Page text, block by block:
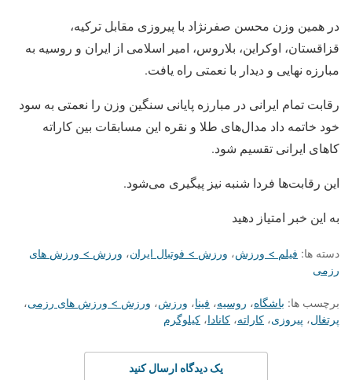
در همین وزن محسن صفرنژاد با پیروزی مقابل ترکیه،
قزاقستان، اوکراین، بلاروس، امیر اسلامی از ایران و روسیه به
مبارزه نهایی و دیدار با نعمتی راه یافت.
رقابت تمام ایرانی در مبارزه پایانی سنگین وزن را نعمتی به سود
خود خاتمه داد مدال‌های طلا و نقره این مسابقات بین کاراته
کاهای ایرانی تقسیم شود.
این رقابت‌ها فردا شنبه نیز پیگیری می‌شود.
به این خبر امتیاز دهید
دسته ها: فیلم > ورزش، ورزش > فوتبال ایران، ورزش > ورزش های
رزمی
برچسب ها: باشگاه، روسیه، فینا، ورزش، ورزش > ورزش های رزمی،
پرتغال، پیروزی، کاراته، کانادا، کیلوگرم
یک دیدگاه ارسال کنید